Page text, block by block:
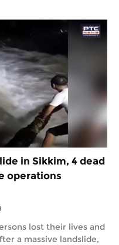
in Sikkim, 4 dead
operations
lost their lives and
a massive landslide,